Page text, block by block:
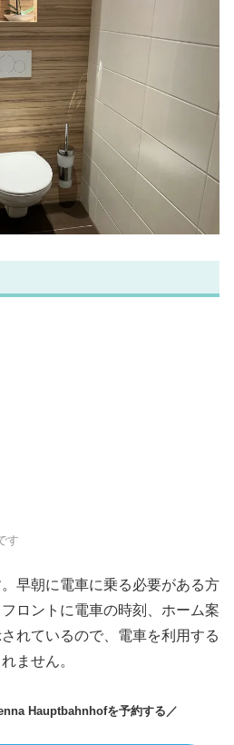
す
早朝に電車に乗る必要がある方
ロントに電車の時刻、ホーム案
れているので、電車を利用する
ません。
Hauptbahnhofを予約する／